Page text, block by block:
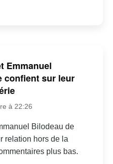
Emmanuel
confient sur leur
à 22:26
Bilodeau de
relation hors de la
plus bas.